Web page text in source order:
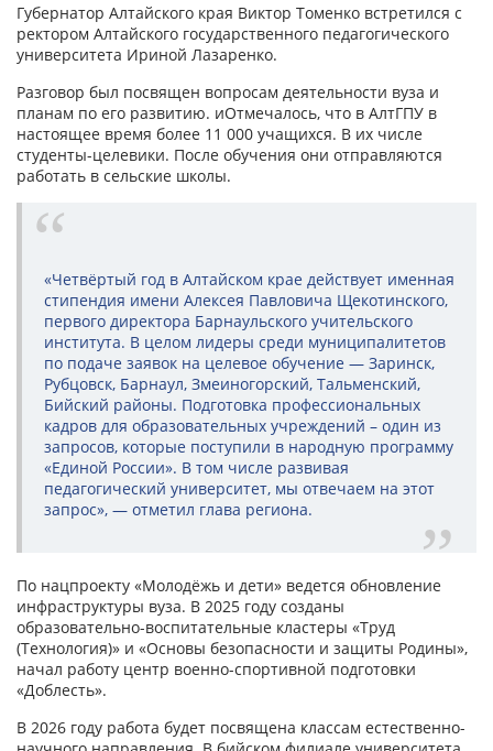
Губернатор Алтайского края Виктор Томенко встретился с
ректором Алтайского государственного педагогического
университета Ириной Лазаренко.
Разговор был посвящен вопросам деятельности вуза и
планам по его развитию. иОтмечалось, что в АлтГПУ в
настоящее время более 11 000 учащихся. В их числе
студенты-целевики. После обучения они отправляются
работать в сельские школы.
«Четвёртый год в Алтайском крае действует именная
стипендия имени Алексея Павловича Щекотинского,
первого директора Барнаульского учительского
института. В целом лидеры среди муниципалитетов
по подаче заявок на целевое обучение — Заринск,
Рубцовск, Барнаул, Змеиногорский, Тальменский,
Бийский районы. Подготовка профессиональных
кадров для образовательных учреждений – один из
запросов, которые поступили в народную программу
«Единой России». В том числе развивая
педагогический университет, мы отвечаем на этот
запрос», — отметил глава региона.
По нацпроекту «Молодёжь и дети» ведется обновление
инфраструктуры вуза. В 2025 году созданы
образовательно-воспитательные кластеры «Труд
(Технология)» и «Основы безопасности и защиты Родины»,
начал работу центр военно-спортивной подготовки
«Доблесть».
В 2026 году работа будет посвящена классам естественно-